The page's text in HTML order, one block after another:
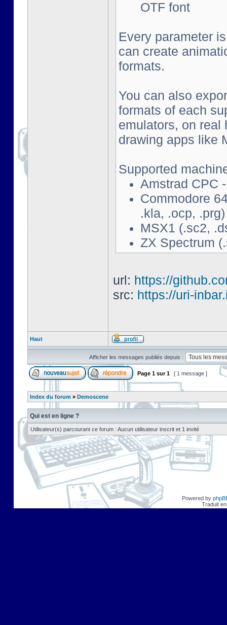
OTF font
Every parameter
can create
formats.
You can also
formats of each
emulators, on real
drawing apps like
Supported
Amstrad CPC
Commodore
.kla, .ocp, .prg)
MSX1 (.sc2,
ZX Spectrum
url: https://
src: https://uri-
Haut
Afficher les messages publiés depuis :
Page 1 sur1 [ 1 message ]
Index du forum » Demoscene
Qui est en ligne ?
Utilisateur(s) parcourant ce forum : Aucun utilisateur inscrit et 1 invité
Powered by
Traduit